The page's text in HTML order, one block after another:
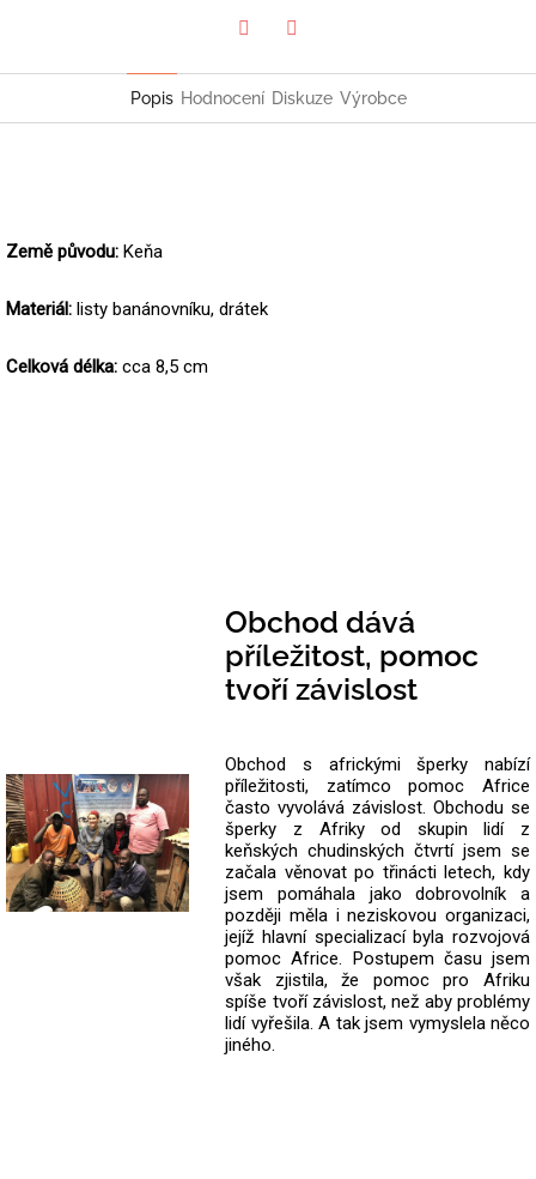
Popis Hodnocení Diskuze Výrobce
Země původu: Keňa
Materiál: listy banánovníku, drátek
Celková délka: cca 8,5 cm
Obchod dává
příležitost, pomoc
tvoří závislost
Obchod s africkými šperky nabízí
příležitosti, zatímco pomoc Africe
často vyvolává závislost. Obchodu se
šperky z Afriky od skupin lidí z
keňských chudinských čtvrtí jsem se
začala věnovat po třinácti letech, kdy
jsem pomáhala jako dobrovolník a
později měla i neziskovou organizaci,
jejíž hlavní specializací byla rozvojová
pomoc Africe. Postupem času jsem
však zjistila, že pomoc pro Afriku
spíše tvoří závislost, než aby problémy
lidí vyřešila. A tak jsem vymyslela něco
jiného.